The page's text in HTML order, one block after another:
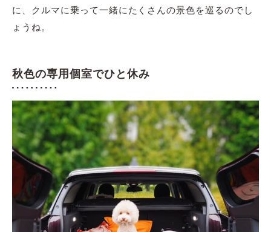
に、クルマに乗って一緒にたくさんの景色を巡るのでし
ょうね。
秋色の専用個室でひと休み